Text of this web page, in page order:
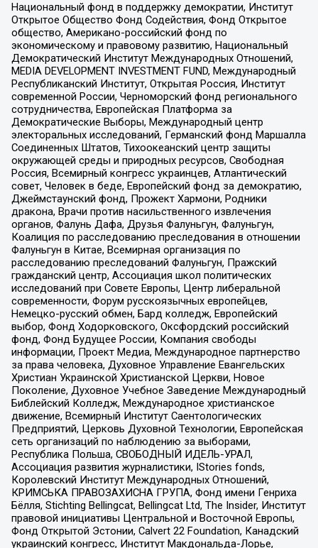
Национальный фонд в поддержку демократии, Институт
Открытое Общество Фонд Содействия, Фонд Открытое
общество, Американо-российский фонд по
экономическому и правовому развитию, Национальный
Демократический Институт Международных Отношений,
MEDIA DEVELOPMENT INVESTMENT FUND, Международный
Республиканский Институт, Открытая Россия, Институт
современной России, Черноморский фонд регионального
сотрудничества, Европейская Платформа за
Демократические Выборы, Международный центр
электоральных исследований, Германский фонд Маршалла
Соединенных Штатов, Тихоокеанский центр защиты
окружающей среды и природных ресурсов, Свободная
Россия, Всемирный конгресс украинцев, Атлантический
совет, Человек в беде, Европейский фонд за демократию,
Джеймстаунский фонд, Прожект Хармони, Родники
дракона, Врачи против насильственного извлечения
органов, Фалунь Дафа, Друзья Фалуньгун, Фалуньгун,
Коалиция по расследованию преследования в отношении
Фалуньгун в Китае, Всемирная организация по
расследованию преследований Фалуньгун, Пражский
гражданский центр, Ассоциация школ политических
исследований при Совете Европы, Центр либеральной
современности, Форум русскоязычных европейцев,
Немецко-русский обмен, Бард колледж, Европейский
выбор, Фонд Ходорковского, Оксфордский российский
фонд, Фонд Будущее России, Компания свободы
информации, Проект Медиа, Международное партнерство
за права человека, Духовное Управление Евангельских
Христиан Украинской Христианской Церкви, Новое
Поколение, Духовное Учебное Заведение Международный
Библейский Колледж, Международное христианское
движение, Всемирный Институт Саентологических
Предприятий, Церковь Духовной Технологии, Европейская
сеть организаций по наблюдению за выборами,
Республика Польша, СВОБОДНЫЙ ИДЕЛЬ-УРАЛ,
Ассоциация развития журналистики, IStories fonds,
Королевский Институт Международных Отношений,
КРИМСЬКА ПРАВОЗАХИСНА ГРУПА, Фонд имени Генриха
Бёлля, Stichting Bellingcat, Bellingcat Ltd, The Insider, Институт
правовой инициативы Центральной и Восточной Европы,
Фонд Открытой Эстонии, Calvert 22 Foundation, Канадский
украинский конгресс, Институт Макдональда-Лорье,